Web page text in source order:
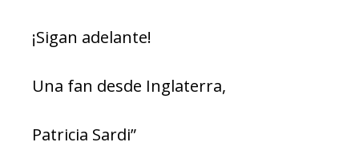
¡Sigan adelante!
Una fan desde Inglaterra,
Patricia Sardi”